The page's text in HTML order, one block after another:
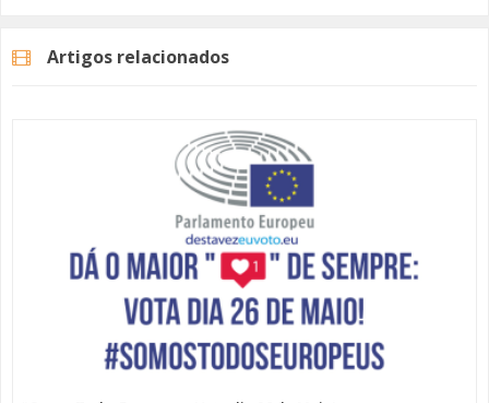
Se quiser pode também aceder ao portal -
#SomosTodosEuropeus
#tvamadora
Categorias Programas Somos Todos Europeus
Artigos relacionados